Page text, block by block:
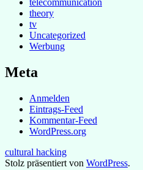
telecommunication
theory
tv
Uncategorized
Werbung
Meta
Anmelden
Eintrags-Feed
Kommentar-Feed
WordPress.org
cultural hacking
Stolz präsentiert von WordPress.